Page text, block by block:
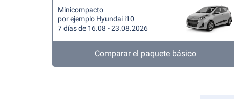
Minicompacto
por ejemplo Hyundai i10
7 días de 16.08 - 23.08.2026
Comparar el paquete básico